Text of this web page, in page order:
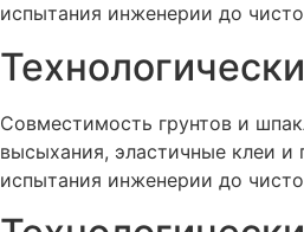
испытания инженерии до
Совместимость грунтов и
высыхания, эластичные клеи и
испытания инженерии до